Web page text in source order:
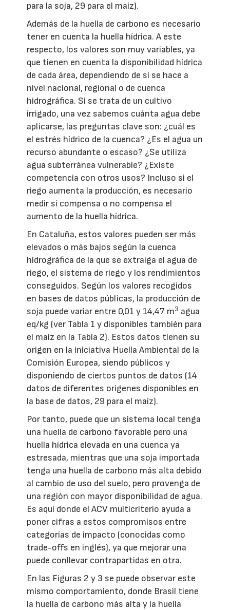
para la soja, 29 para el maíz).
Además de la huella de carbono es necesario
tener en cuenta la huella hídrica. A este
respecto, los valores son muy variables, ya
que tienen en cuenta la disponibilidad hídrica
de cada área, dependiendo de si se hace a
nivel nacional, regional o de cuenca
hidrográfica. Si se trata de un cultivo
irrigado, una vez sabemos cuánta agua debe
aplicarse, las preguntas clave son: ¿cuál es
el estrés hídrico de la cuenca? ¿Es el agua un
recurso abundante o escaso? ¿Se utiliza
agua subterránea vulnerable? ¿Existe
competencia con otros usos? Incluso si el
riego aumenta la producción, es necesario
medir si compensa o no compensa el
aumento de la huella hídrica.
En Cataluña, estos valores pueden ser más
elevados o más bajos según la cuenca
hidrográfica de la que se extraiga el agua de
riego, el sistema de riego y los rendimientos
conseguidos. Según los valores recogidos
en bases de datos públicas, la producción de
soja puede variar entre 0,01 y 14,47 m3 agua
eq/kg (ver Tabla 1 y disponibles también para
el maíz en la Tabla 2). Estos datos tienen su
origen en la iniciativa Huella Ambiental de la
Comisión Europea, siendo públicos y
disponiendo de ciertos puntos de datos (14
datos de diferentes orígenes disponibles en
la base de datos, 29 para el maíz).
Por tanto, puede que un sistema local tenga
una huella de carbono favorable pero una
huella hídrica elevada en una cuenca ya
estresada, mientras que una soja importada
tenga una huella de carbono más alta debido
al cambio de uso del suelo, pero provenga de
una región con mayor disponibilidad de agua.
Es aquí donde el ACV multicriterio ayuda a
poner cifras a estos compromisos entre
categorías de impacto (conocidas como
trade-offs en inglés), ya que mejorar una
puede conllevar contrapartidas en otra.
En las Figuras 2 y 3 se puede observar este
mismo comportamiento, donde Brasil tiene
la huella de carbono más alta y la huella